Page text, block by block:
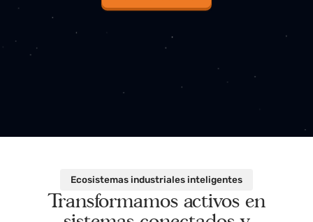
Me interesa
Ecosistemas industriales inteligentes